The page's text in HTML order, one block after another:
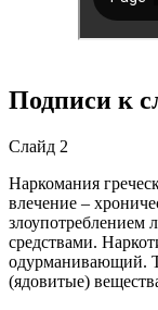
Подписи к
Слайд 2
Наркомания
влечение –
злоупотреблением
средствами.
одурманивающий.
(ядовитые)